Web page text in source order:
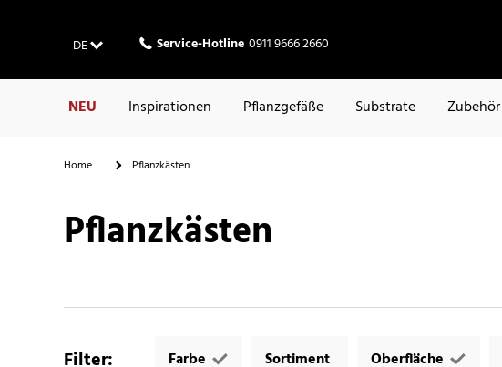
DE Service-Hotline 0911 9666 2660
NEU Inspirationen Pflanzgefäße Substrate Zubehör
Home Pflanzkästen
Pflanzkästen
Filter: Farbe Sortiment Oberfläche